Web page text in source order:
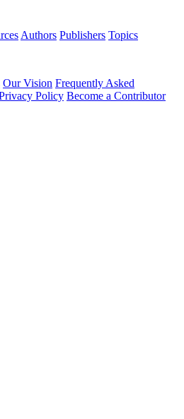
Authors Publishers Topics
Our Vision Frequently Asked
Policy Become a Contributor